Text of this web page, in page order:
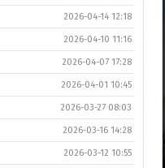
2026-04-14 12:18
2026-04-10 11:16
2026-04-07 17:28
2026-04-01 10:45
2026-03-27 08:03
2026-03-16 14:28
2026-03-12 10:55